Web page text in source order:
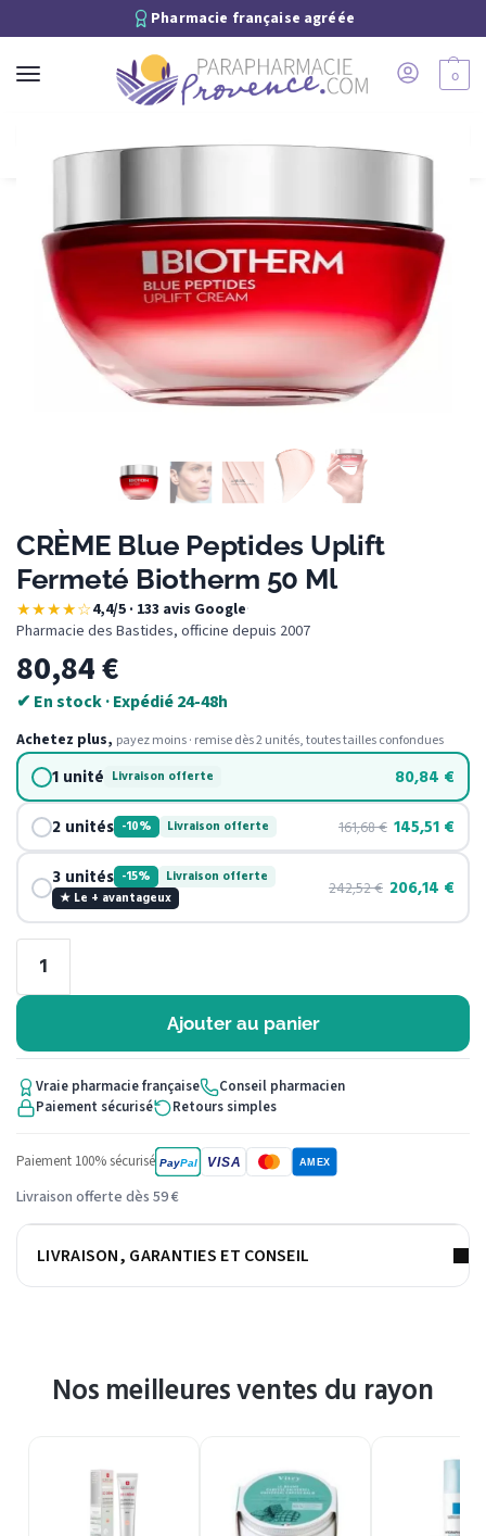
Pharmacie française agréée
Recherche
0
CRÈME Blue Peptides Uplift
Fermeté Biotherm 50 Ml
★★★★☆4,4/5 · 133 avis Google·
Pharmacie des Bastides, officine depuis 2007
80,84€
✔ En stock · Expédié 24-48h
Achetez plus, payez moins · remise dès 2 unités, toutes tailles confondues
1 unité Livraison offerte 80,84 €
2 unités -10% Livraison offerte 161,68€ 145,51 €
3 unités -15%
Livraison offerte
★ Le + avantageux
242,52€ 206,14 €
Ajouter au panier
Vraie pharmacie française
Conseil pharmacien
Paiement sécurisé
Retours simples
Paiement 100% sécurisé PayPal VISA AMEX
Livraison offerte dès 59 €
LIVRAISON, GARANTIES ET CONSEIL
Nos meilleures ventes du rayon